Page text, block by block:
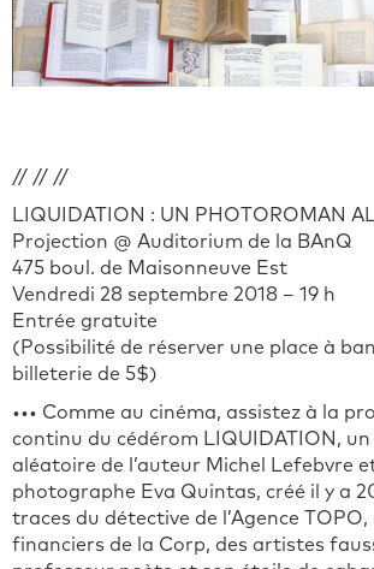
// // //
LIQUIDATION : UN PHOTOROMAN
Projection @ Auditorium de la BAnQ
475 boul. de Maisonneuve Est
Vendredi 28 septembre 2018 – 19 h
Entrée gratuite
(Possibilité de réserver une place à
billeterie de 5$)
••• Comme au cinéma, assistez à la
continu du cédérom LIQUIDATION,
aléatoire de l’auteur Michel Lefebvre
photographe Eva Quintas, créé il y a
traces du détective de l’Agence
financiers de la Corp, des artistes